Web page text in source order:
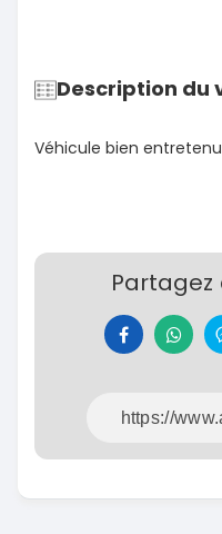
Description du
Véhicule bien entretenu